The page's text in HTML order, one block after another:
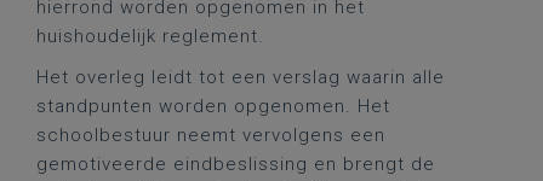
hierrond worden opgenomen in het
huishoudelijk reglement.
Het overleg leidt tot een verslag waarin alle
standpunten worden opgenomen. Het
schoolbestuur neemt vervolgens een
gemotiveerde eindbeslissing en brengt de